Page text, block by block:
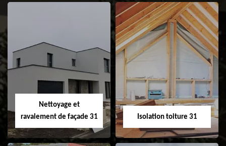
Pose et
changement de
fenêtre de toit et
Velux 31
Nettoyage et pose
Nettoyage et
ravalement de façade 31
Isolation toiture 31